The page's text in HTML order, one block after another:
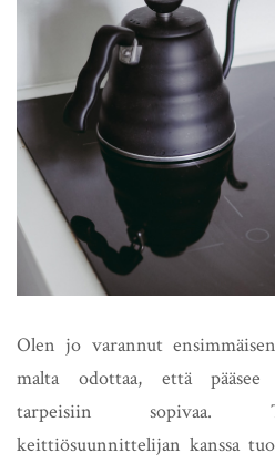
Olen jo varannut
malta odottaa, että pääsee
tarpeisiin sopivaa.
keittiösuunnittelijan kanssa